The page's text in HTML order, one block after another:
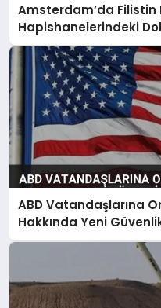
Amsterdam’da
Hapishanelerindeki
ABD Vatandaşlarına
Hakkında Yeni